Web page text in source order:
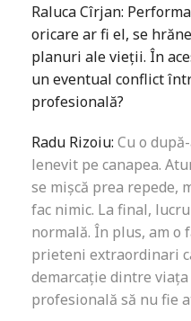
Raluca Cîrjan:
oricare ar fi el, se
planuri ale vieții. În
un eventual conflict
profesională?
Radu Rizoiu: Cu o
lenevit pe canapea.
se mișcă prea repede,
fac nimic. La final,
normală. În plus, am o
prieteni extraordinari
demarcație dintre
profesională să nu fie